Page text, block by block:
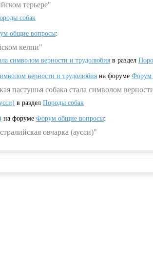
терьере"
собак
общие вопросы:
келпи"
символом верности и трудолюбия в раздел
верности и трудолюбия на форуме Форум
пастушья собака стала символом
в раздел Породы собак
на форуме Форум общие вопросы:
овчарка (аусси)"